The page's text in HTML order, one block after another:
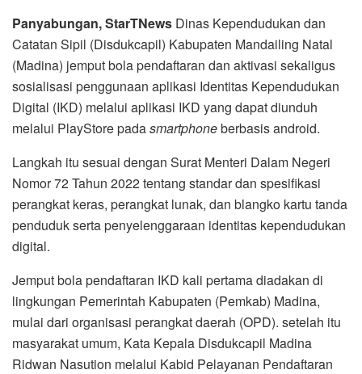
Panyabungan, StarTNews Dinas Kependudukan dan
Catatan Sipil (Disdukcapil) Kabupaten Mandailing Natal
(Madina) jemput bola pendaftaran dan aktivasi sekaligus
sosialisasi penggunaan aplikasi Identitas Kependudukan
Digital (IKD) melalui aplikasi IKD yang dapat diunduh
melalui PlayStore padasmartphoneberbasis android.
Langkah itu sesuai dengan Surat Menteri Dalam Negeri
Nomor 72 Tahun 2022 tentang standar dan spesifikasi
perangkat keras, perangkat lunak, dan blangko kartu tanda
penduduk serta penyelenggaraan identitas kependudukan
digital.
Jemput bola pendaftaran IKD kali pertama diadakan di
lingkungan Pemerintah Kabupaten (Pemkab) Madina,
mulai dari organisasi perangkat daerah (OPD). setelah itu
masyarakat umum, Kata Kepala Disdukcapil Madina
Ridwan Nasution melalui Kabid Pelayanan Pendaftaran